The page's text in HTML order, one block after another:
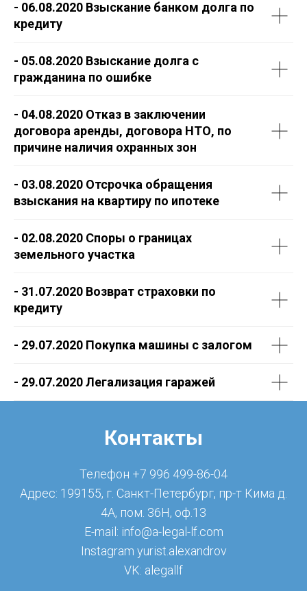
- 06.08.2020 Взыскание банком долга по
кредиту
- 05.08.2020 Взыскание долга с
гражданина по ошибке
- 04.08.2020 Отказ в заключении
договора аренды, договора НТО, по
причине наличия охранных зон
- 03.08.2020 Отсрочка обращения
взыскания на квартиру по ипотеке
- 02.08.2020 Споры о границах
земельного участка
- 31.07.2020 Возврат страховки по
кредиту
- 29.07.2020 Покупка машины с залогом
- 29.07.2020 Легализация гаражей
Контакты
Телефон +7 996 499-86-04
Адрес: 199155, г. Санкт-Петербург, пр-т Кима д.
4А, пом. 36Н, оф.13
E-mail: info@a-legal-lf.com
Instagram yurist.alexandrov
VK: alegallf